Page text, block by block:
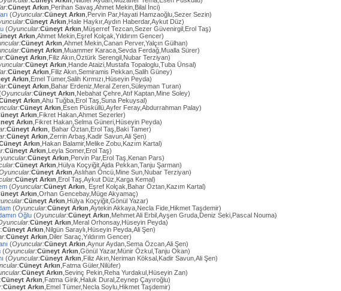
Cüneyt Arkın ,Perihan Savaş,Ahmet Mekin,Bilal İnci)
(Oyuncular:Cüneyt Arkın ,Pervin Par,Hayati Hamzaoğlu,Sezer Sezin)
Cüneyt Arkın ,Hale Haykır,Aydın Haberdar,Aykut Düz)
(Oyuncular:Cüneyt Arkın ,Müşerref Tezcan,Sezer Güvenirgil,Erol Taş)
Arkın ,Ahmet Mekin,Eşref Kolçak,Yıldırım Gencer)
Cüneyt Arkın ,Ahmet Mekin,Canan Perver,Yalçın Gülhan)
Cüneyt Arkın ,Muammer Karaca,Sevda Ferdağ,Mualla Sürer)
Cüneyt Arkın ,Filiz Akın,Öztürk Serengil,Nubar Terziyan)
Cüneyt Arkın ,Hande Ataizi,Mustafa Topaloglu,Tuba Ünsal)
Cüneyt Arkın ,Filiz Akın,Semiramis Pekkan,Salih Güney)
Arkın ,Emel Tümer,Salih Kırmızı,Hüseyin Peyda)
Cüneyt Arkın ,Bahar Erdeniz,Meral Zeren,Süleyman Turan)
Oyuncular:Cüneyt Arkın ,Nebahat Çehre,Atıf Kaptan,Mine Soley)
Arkın ,Ahu Tuğba,Erol Taş,Suna Pekuysal)
Cüneyt Arkın ,Esen Püsküllü,Ayfer Feray,Abdurrahman Palay)
Arkın ,Fikret Hakan,Ahmet Sezerler)
Arkın ,Fikret Hakan,Selma Güneri,Hüseyin Peyda)
Cüneyt Arkın , Bahar Öztan,Erol Taş,Baki Tamer)
Cüneyt Arkın ,Zerrin Arbaş,Kadir Savun,Ali Şen)
Arkın ,Hakan Balamir,Melike Zobu,Kazım Kartal)
Cüneyt Arkın ,Leyla Somer,Erol Taş)
Cüneyt Arkın ,Pervin Par,Erol Taş,Kenan Pars)
Cüneyt Arkın ,Hülya Koçyiğit,Ajda Pekkan,Tanju Şarman)
Cüneyt Arkın ,Aslıhan Öncü,Mine Sun,Nubar Terziyan)
Cüneyt Arkın ,Erol Taş,Aykut Düz,Karga Kemal)
(Oyuncular:Cüneyt Arkın , Eşref Kolçak,Bahar Öztan,Kazım Kartal)
Arkın ,Orhan Gencebay,Müge Akyamaç)
Cüneyt Arkın ,Hülya Koçyiğit,Gönül Yazar)
(Oyuncular:Cüneyt Arkın ,Aytekin Akkaya,Necla Fide,Hikmet Taşdemir)
Oğlu (Oyuncular:Cüneyt Arkın ,Mehmet Ali Erbil,Ayşen Gruda,Deniz Seki,Pascal Nouma)
Cüneyt Arkın ,Meral Orhonsay,Hüseyin Peyda)
Cüneyt Arkın ,Nilgün Saraylı,Hüseyin Peyda,Ali Şen)
Cüneyt Arkın ,Diler Saraç,Yıldırım Gencer)
(Oyuncular:Cüneyt Arkın ,Aynur Aydan,Sema Özcan,Ali Şen)
(Oyuncular:Cüneyt Arkın ,Gönül Yazar,Münir Özkul,Tanju Okan)
(Oyuncular:Cüneyt Arkın ,Filiz Akın,Neriman Köksal,Kadir Savun,Ali Şen)
Cüneyt Arkın ,Fatma Güler,Nilüfer)
Cüneyt Arkın ,Sevinç Pekin,Reha Yurdakul,Hüseyin Zan)
Cüneyt Arkın ,Fatma Girik,Haluk Dural,Zeynep Çayıroğlu)
Cüneyt Arkın ,Emel Tümer,Necla Soylu,Hikmet Taşdemir)